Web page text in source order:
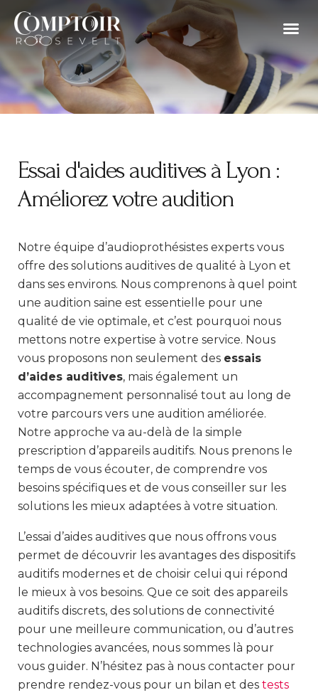
contenu
Essai d'aides auditives à Lyon :
Améliorez votre audition
Notre équipe d’audioprothésistes experts vous
offre des solutions auditives de qualité à Lyon et
dans ses environs. Nous comprenons à quel point
une audition saine est essentielle pour une
qualité de vie optimale, et c’est pourquoi nous
mettons notre expertise à votre service. Nous
vous proposons non seulement des essais
d’aides auditives, mais également un
accompagnement personnalisé tout au long de
votre parcours vers une audition améliorée.
Notre approche va au-delà de la simple
prescription d’appareils auditifs. Nous prenons le
temps de vous écouter, de comprendre vos
besoins spécifiques et de vous conseiller sur les
solutions les mieux adaptées à votre situation.
L’essai d’aides auditives que nous offrons vous
permet de découvrir les avantages des dispositifs
auditifs modernes et de choisir celui qui répond
le mieux à vos besoins. Que ce soit des appareils
auditifs discrets, des solutions de connectivité
pour une meilleure communication, ou d’autres
technologies avancées, nous sommes là pour
vous guider. N’hésitez pas à nous contacter pour
prendre rendez-vous pour un bilan et des tests